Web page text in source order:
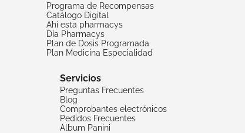
Programa de Recompensas
Catálogo Digital
Ahí esta pharmacys
Día Pharmacys
Plan de Dosis Programada
Plan Medicina Especialidad
Servicios
Preguntas Frecuentes
Blog
Comprobantes electrónicos
Pedidos Frecuentes
Album Panini